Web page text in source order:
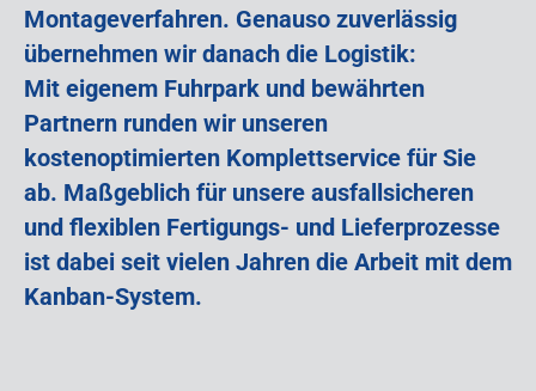
Montageverfahren. Genauso zuverlässig
übernehmen wir danach die Logistik:
Mit eigenem Fuhrpark und bewährten
Partnern runden wir unseren
kostenoptimierten Komplettservice für Sie
ab. Maßgeblich für unsere ausfallsicheren
und flexiblen Fertigungs- und Lieferprozesse
ist dabei seit vielen Jahren die Arbeit mit dem
Kanban-System.